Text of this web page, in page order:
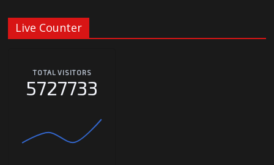
Live Counter
TOTAL VISITORS
5727733